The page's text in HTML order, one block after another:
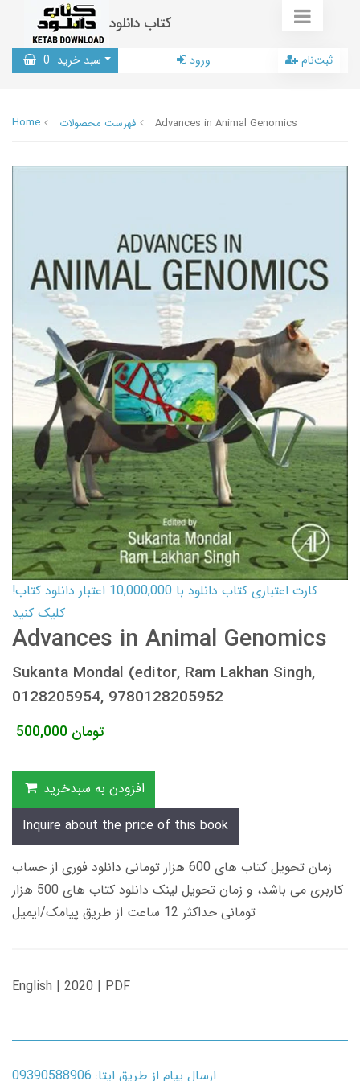
کتاب دانلود
سبد خرید 0 ورود ثبت‌نام
Home فهرست محصولات Advances in Animal Genomics
کارت اعتباری کتاب دانلود با 10,000,000 اعتبار دانلود کتاب!
کلیک کنید
Advances in Animal Genomics
Sukanta Mondal (editor, Ram Lakhan Singh,
0128205954, 9780128205952
500,000 تومان
افزودن به سبدخرید
Inquire about the price of this book
زمان تحویل کتاب های 600 هزار تومانی دانلود فوری از حساب
کاربری می باشد، و زمان تحویل لینک دانلود کتاب های 500 هزار
تومانی حداکثر 12 ساعت از طریق پیامک/ایمیل
English | 2020 | PDF
ارسال پیام از طریق ایتا: 09390588906